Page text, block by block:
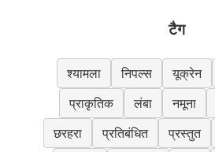
टैग
श्यामला निपल्स यूक्रेन
प्राकृतिक
लंबा नमूना
छरहरा
प्रतिबंधित प्रस्तुत